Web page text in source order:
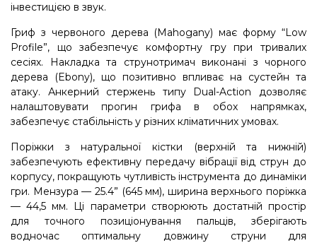
інвестицією в звук.
Гриф з червоного дерева (Mahogany) має форму “Low
Profile”, що забезпечує комфортну гру при тривалих
сесіях. Накладка та струнотримач виконані з чорного
дерева (Ebony), що позитивно впливає на сустейн та
атаку. Анкерний стержень типу Dual-Action дозволяє
налаштовувати прогин грифа в обох напрямках,
забезпечує стабільність у різних кліматичних умовах.
Поріжки з натуральної кістки (верхній та нижній)
забезпечують ефективну передачу вібрації від струн до
корпусу, покращують чутливість інструмента до динаміки
гри. Мензура — 25.4” (645 мм), ширина верхнього поріжка
— 44,5 мм. Ці параметри створюють достатній простір
для точного позиціонування пальців, зберігають
водночас оптимальну довжину струни для